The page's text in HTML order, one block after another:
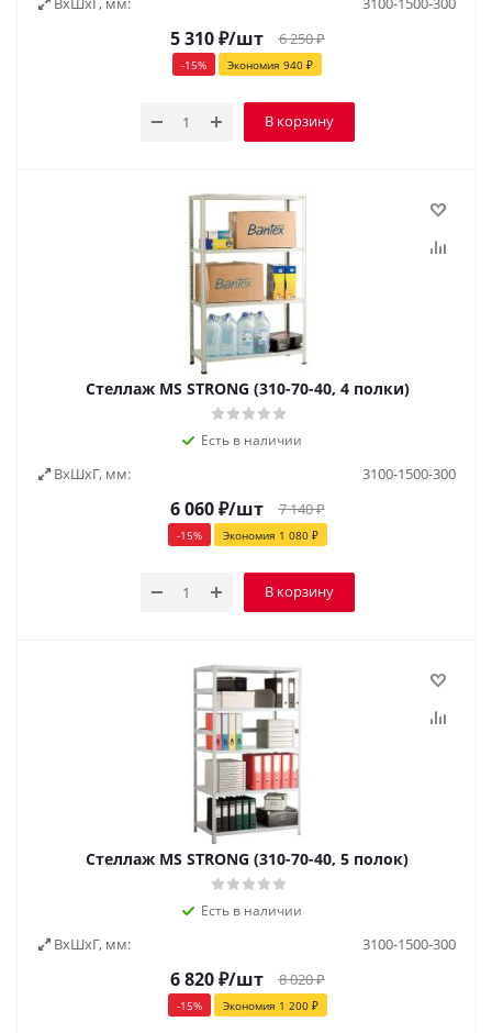
5 310₽/шт 6 250₽
-15% Экономия 940 ₽
В корзину
Стеллаж MS STRONG (310-70-40, 4 полки)
Есть в наличии
ВxШxГ, мм: 3100-1500-300
6 060₽/шт 7 140₽
-15% Экономия 1 080₽
В корзину
Стеллаж MS STRONG (310-70-40, 5 полок)
Есть в наличии
ВxШxГ, мм: 3100-1500-300
6 820₽/шт 8 020₽
-15% Экономия 1 200₽